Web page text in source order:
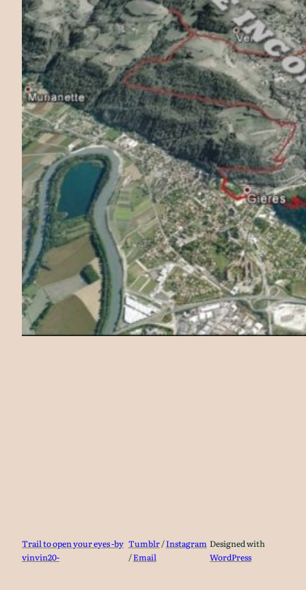
Trail to open your eyes -by
vinvin20-
Tumblr/Instagram
/Email
Designed with
WordPress